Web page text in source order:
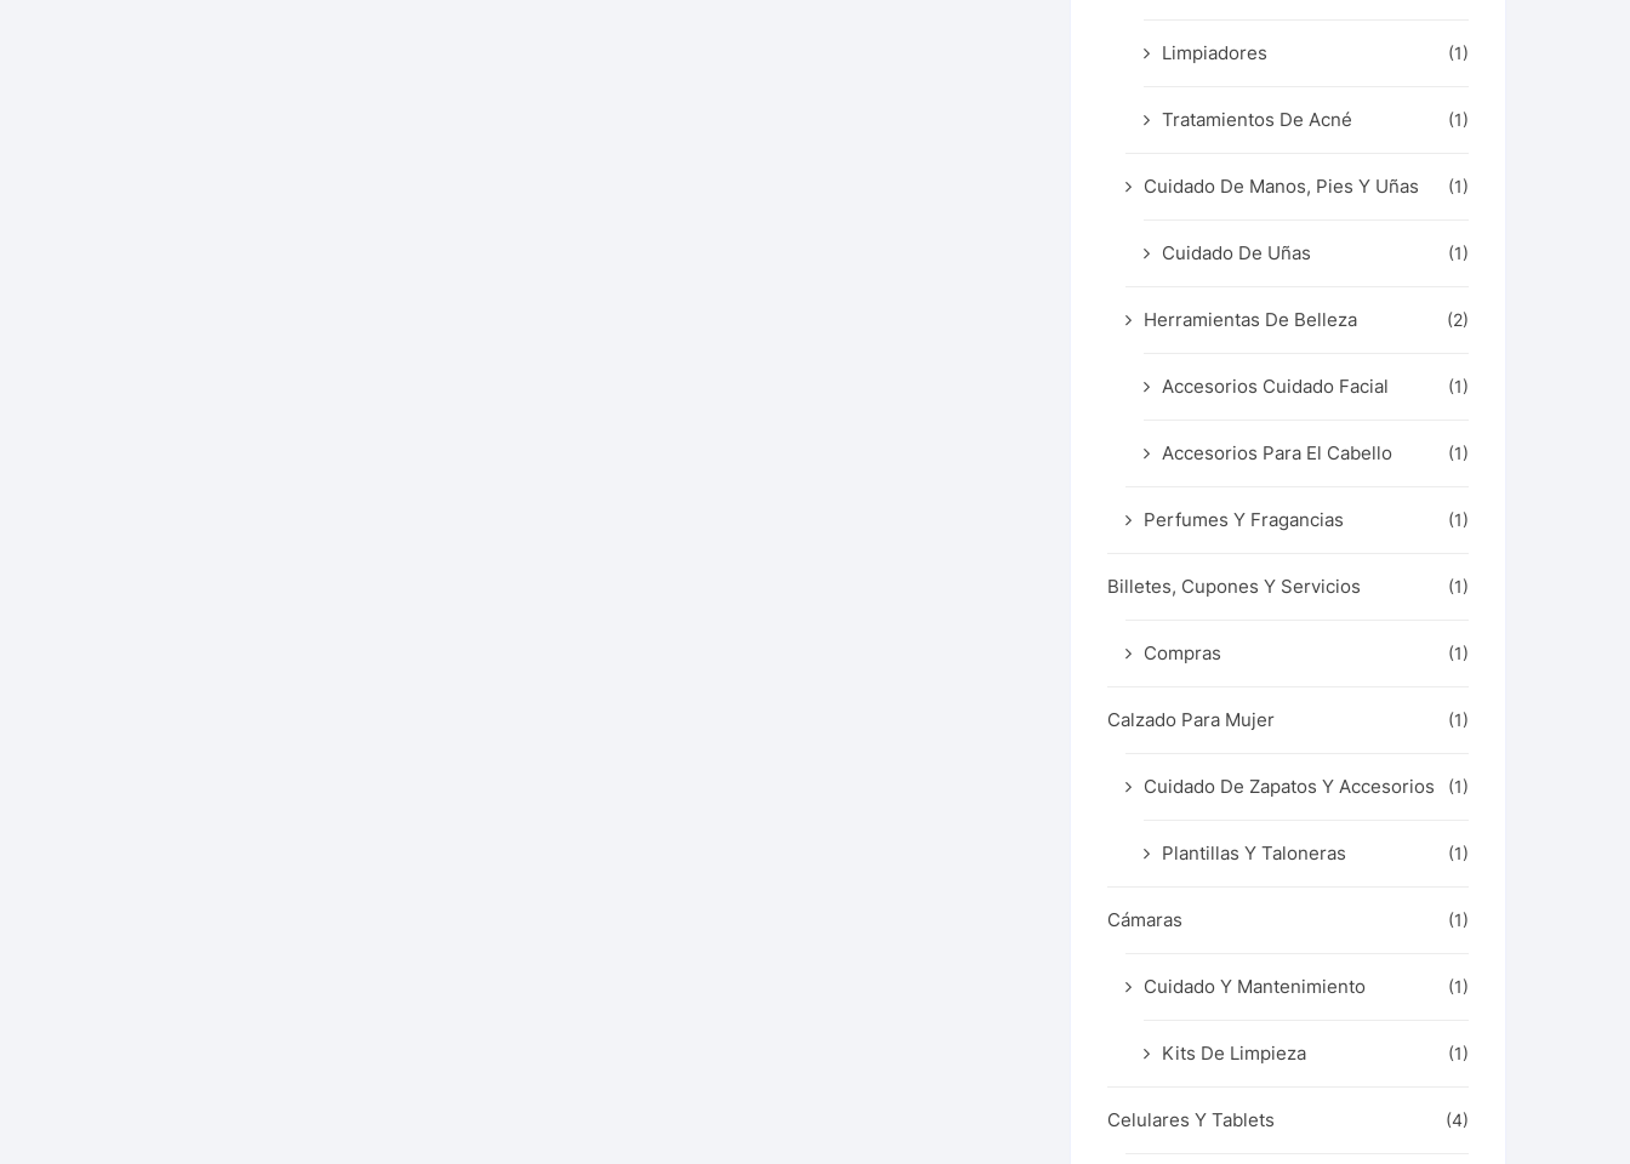
Limpiadores (1)
Tratamientos De Acné (1)
Cuidado De Manos, Pies Y Uñas (1)
Cuidado De Uñas (1)
Herramientas De Belleza (2)
Accesorios Cuidado Facial (1)
Accesorios Para El Cabello (1)
Perfumes Y Fragancias (1)
Billetes, Cupones Y Servicios (1)
Compras (1)
Calzado Para Mujer (1)
Cuidado De Zapatos Y Accesorios (1)
Plantillas Y Taloneras (1)
Cámaras (1)
Cuidado Y Mantenimiento (1)
Kits De Limpieza (1)
Celulares Y Tablets (4)